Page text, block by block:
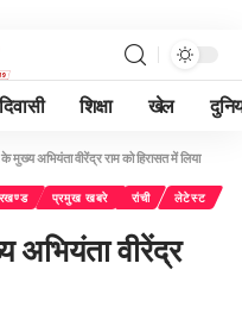
शिक्षा खेल
अभियंता वीरेंद्र राम को हिरासत में लिया
प्रमुख खबरे रांची लेटेस्ट
वीरेंद्र